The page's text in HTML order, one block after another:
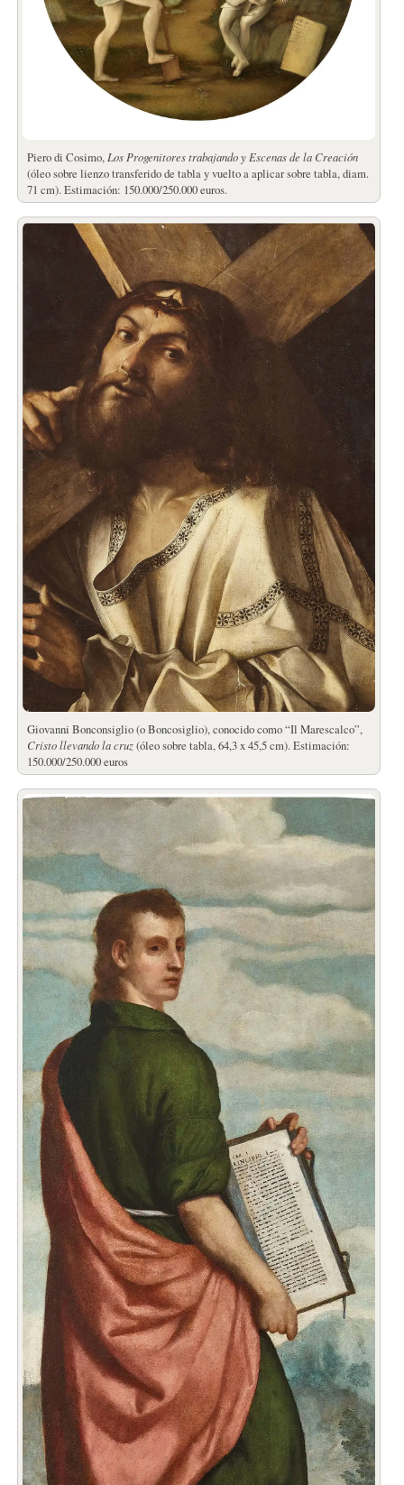
Piero di Cosimo, Los Progenitores trabajando y Escenas de la Creación
(óleo sobre lienzo transferido de tabla y vuelto a aplicar sobre tabla, diam.
71 cm). Estimación: 150.000/250.000 euros.
Giovanni Bonconsiglio (o Boncosiglio), conocido como “Il Marescalco”,
Cristo llevando la cruz(óleo sobre tabla, 64,3 x 45,5 cm). Estimación:
150.000/250.000 euros